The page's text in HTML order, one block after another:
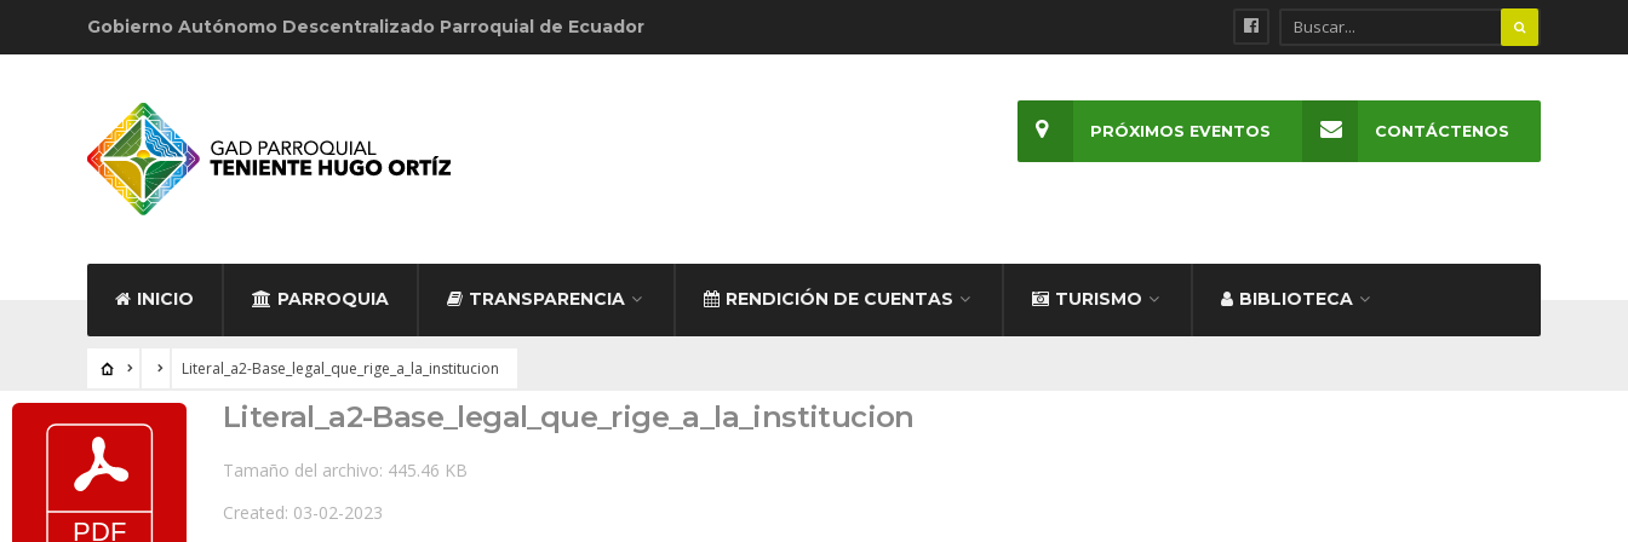
Gobierno Autónomo Descentralizado Parroquial de Ecuador
INICIO PARROQUIA TRANSPARENCIA RENDICIÓN DE CUENTAS TURISMO BIBLIOTECA
PRÓXIMOS EVENTOS CONTÁCTENOS
Literal_a2-Base_legal_que_rige_a_la_institucion
Literal_a2-Base_legal_que_rige_a_la_institucion
Tamaño del archivo: 445.46 KB
Created: 03-02-2023